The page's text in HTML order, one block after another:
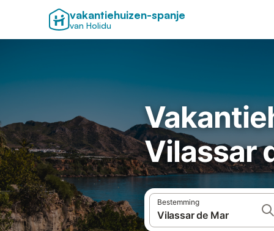
vakantiehuizen-spanje
van Holidu
Vilassar
Bestemming